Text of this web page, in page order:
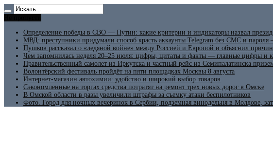
Определение победы в СВО — Путин: какие критерии и индикаторы назвал
МВД: преступники придумали способ красть аккаунты Telegram без СМС и пароля
Пушков рассказал о «ледяной войне» между Россией и Европой и объяснил
Чем запомнилась неделя 20–25 июля: цифры, цитаты и факты — главные цифры и
Правительственный самолет из Иркутска и частный рейс из Семипалатинска
Волонтёрский фестиваль пройдёт на пяти площадках Москвы 8 августа
Интернет-магазин автохимии: удобство и широкий выбор товаров
Сэкономленные на торгах средства потратят на ремонт трех новых дорог в Омске
В Омской области в разы увеличили штрафы за съемку атаки беспилотников
Фото. Город для ночных вечеринок в Сербии, подземная винодельня в Молдове,